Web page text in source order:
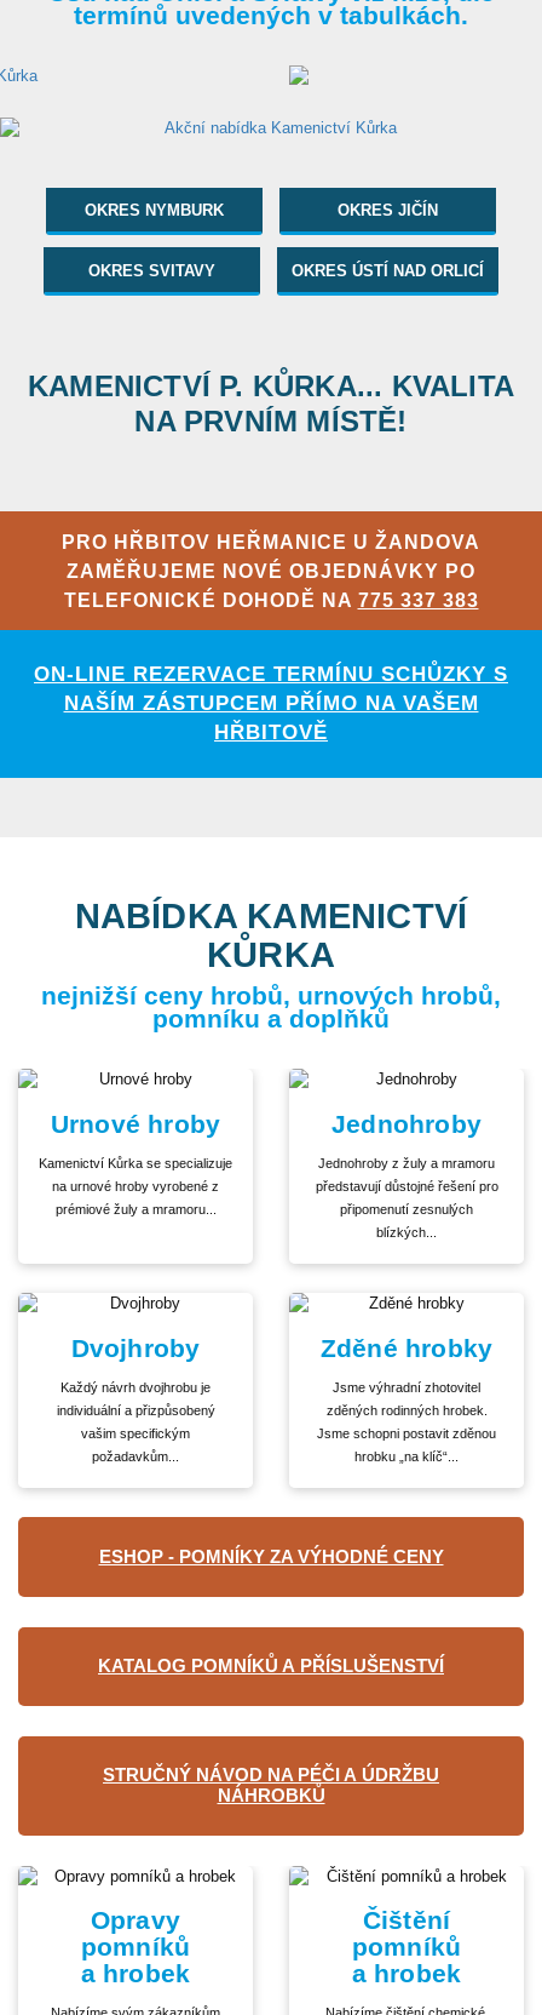
termínů uvedených v tabulkách.
OKRES NYMBURK OKRES JIČÍN
OKRES SVITAVY OKRES ÚSTÍ NAD ORLICÍ
KAMENICTVÍ P. KŮRKA... KVALITA
NA PRVNÍM MÍSTĚ!
PRO HŘBITOV HEŘMANICE U ŽANDOVA
ZAMĚŘUJEME NOVÉ OBJEDNÁVKY PO
TELEFONICKÉ DOHODĚ NA 775 337 383
ON-LINE REZERVACE TERMÍNU SCHŮZKY S
NAŠÍM ZÁSTUPCEM PŘÍMO NA VAŠEM
HŘBITOVĚ
NABÍDKA KAMENICTVÍ
KŮRKA
nejnižší ceny hrobů, urnových hrobů,
pomníku a doplňků
Urnové hroby
Kamenictví Kůrka se specializuje
na urnové hroby vyrobené z
prémiové žuly a mramoru...
Jednohroby
Jednohroby z žuly a mramoru
představují důstojné řešení pro
připomenutí zesnulých
blízkých...
Dvojhroby
Každý návrh dvojhrobu je
individuální a přizpůsobený
vašim specifickým
požadavkům...
Zděné hrobky
Jsme výhradní zhotovitel
zděných rodinných hrobek.
Jsme schopni postavit zděnou
hrobku „na klíč“...
ESHOP - POMNÍKY ZA VÝHODNÉ CENY
KATALOG POMNÍKŮ A PŘÍSLUŠENSTVÍ
STRUČNÝ NÁVOD NA PÉČI A ÚDRŽBU
NÁHROBKŮ
Opravy
pomníků
a hrobek
Čištění
pomníků
a hrobek